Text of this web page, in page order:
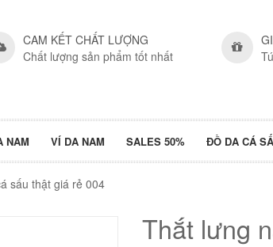
CAM KẾT CHẤT LƯỢNG
Chất lượng sản phẩm tốt nhất
NAM VÍ DA NAM SALES 50% ĐỒ DA CÁ
sấu thật giá rẻ 004
Thắt lưng